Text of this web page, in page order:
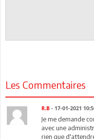
Les Commentaires
R.B - 17-01-2021
Je me demande
avec une
rien que